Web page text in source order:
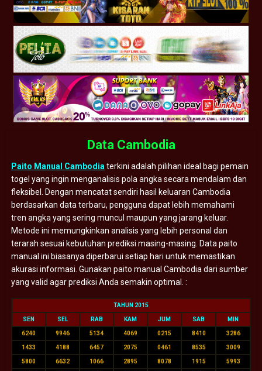
Data Cambodia
Paito Manual Cambodia terkini adalah pilihan ideal bagi pemain
togel yang ingin menganalisis pola angka secara mendalam dan
fleksibel. Dengan mencatat sendiri hasil keluaran Cambodia
berdasarkan data terbaru, pengguna dapat lebih memahami
tren angka yang sering muncul maupun yang jarang keluar.
Metode ini memungkinkan analisis yang lebih personal dan
terarah sesuai kebutuhan prediksi masing-masing. Data paito
manual ini biasanya diperbarui setiap hari untuk memastikan
akurasi informasi. Gunakan paito manual Cambodia dari sumber
yang valid agar prediksi Anda semakin optimal. :
TAHUN 2015
SEN SEL RAB KAM JUM SAB MIN
6240 9946 5134 4069 0215 8410 3286
1433 4188 6457 2075 0461 8535 3009
5800 6632 1066 2895 8078 1915 5993